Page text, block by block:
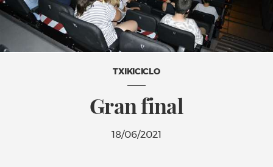
TXIKICICLO
Gran final
18/06/2021